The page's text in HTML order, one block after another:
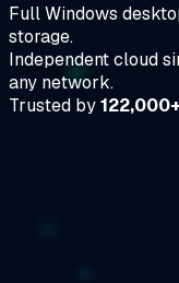
Full Windows
storage.
Independent cloud
any network.
Trusted by122,000+